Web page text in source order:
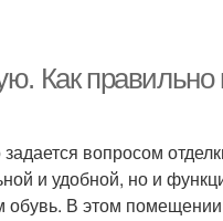
Как
вопросом
и удобной, но и
В этом